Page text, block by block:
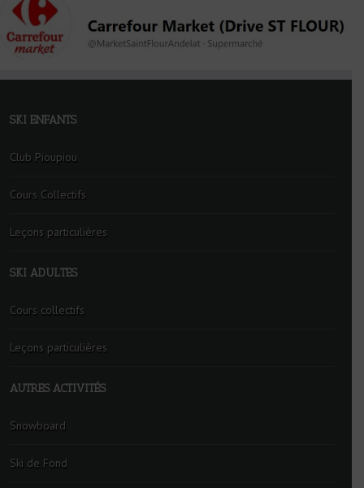
SKI ENFANTS
Club Pioupiou
Cours Collectifs
Leçons particulières
SKI ADULTES
Cours collectifs
Leçons particulières
AUTRES ACTIVITÉS
Snowboard
Ski de Fond